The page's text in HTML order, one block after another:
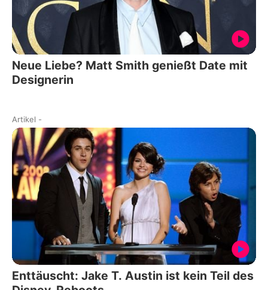
Neue Liebe? Matt Smith genießt Date mit
Designerin
Artikel -
Enttäuscht: Jake T. Austin ist kein Teil des